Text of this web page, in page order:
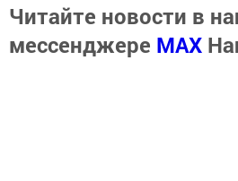
Читайте новости в
мессенджере MАХ